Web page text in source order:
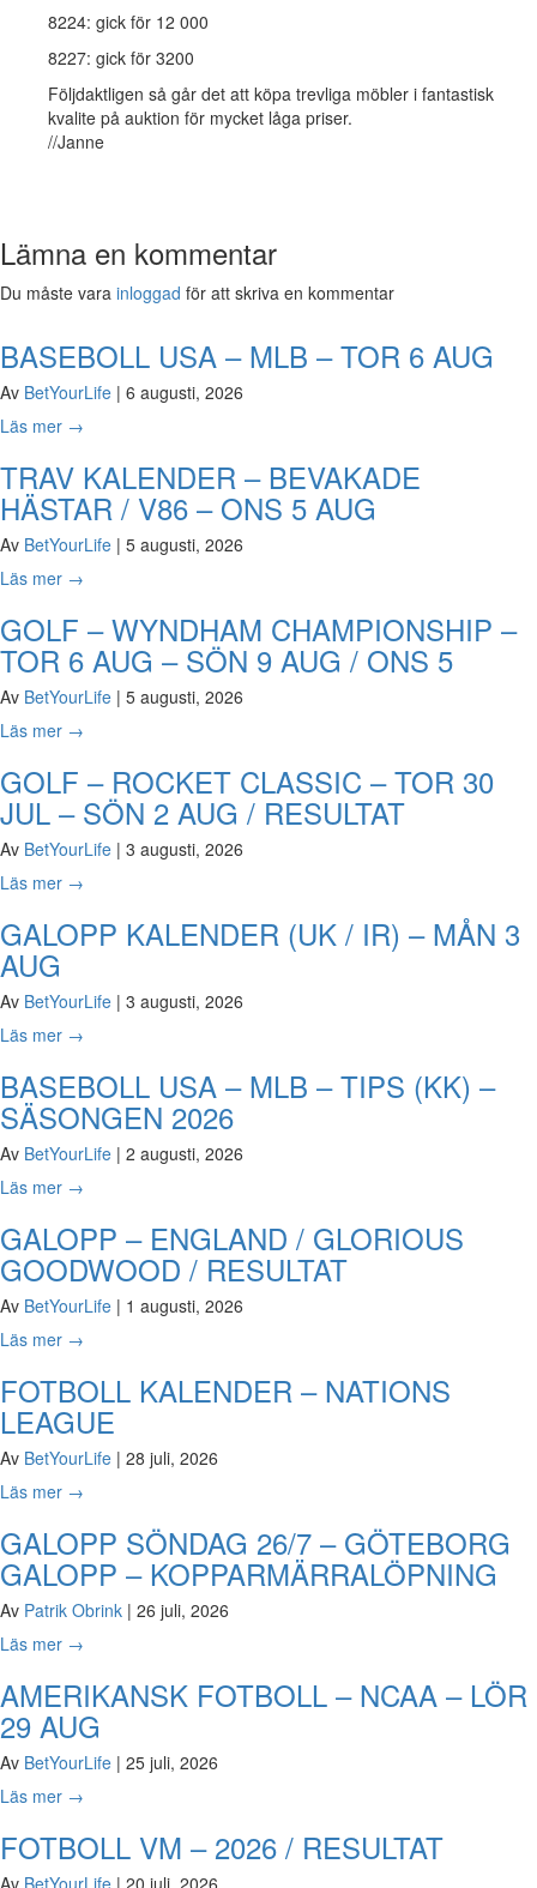
8224: gick för 12 000
8227: gick för 3200
Följdaktligen så går det att köpa trevliga möbler i fantastisk
kvalite på auktion för mycket låga priser.
//Janne
Lämna en kommentar
Du måste vara inloggad för att skriva en kommentar
BASEBOLL USA – MLB – TOR 6 AUG
Av BetYourLife | 6 augusti, 2026
Läs mer →
TRAV KALENDER – BEVAKADE
HÄSTAR / V86 – ONS 5 AUG
Av BetYourLife | 5 augusti, 2026
Läs mer →
GOLF – WYNDHAM CHAMPIONSHIP –
TOR 6 AUG – SÖN 9 AUG / ONS 5
Av BetYourLife | 5 augusti, 2026
Läs mer →
GOLF – ROCKET CLASSIC – TOR 30
JUL – SÖN 2 AUG / RESULTAT
Av BetYourLife | 3 augusti, 2026
Läs mer →
GALOPP KALENDER (UK / IR) – MÅN 3
AUG
Av BetYourLife | 3 augusti, 2026
Läs mer →
BASEBOLL USA – MLB – TIPS (KK) –
SÄSONGEN 2026
Av BetYourLife | 2 augusti, 2026
Läs mer →
GALOPP – ENGLAND / GLORIOUS
GOODWOOD / RESULTAT
Av BetYourLife | 1 augusti, 2026
Läs mer →
FOTBOLL KALENDER – NATIONS
LEAGUE
Av BetYourLife | 28 juli, 2026
Läs mer →
GALOPP SÖNDAG 26/7 – GÖTEBORG
GALOPP – KOPPARMÄRRALÖPNING
Av Patrik Obrink | 26 juli, 2026
Läs mer →
AMERIKANSK FOTBOLL – NCAA – LÖR
29 AUG
Av BetYourLife | 25 juli, 2026
Läs mer →
FOTBOLL VM – 2026 / RESULTAT